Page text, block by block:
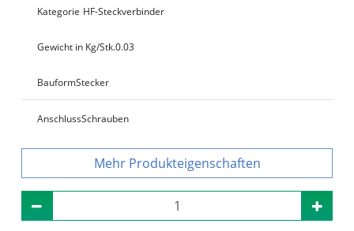
Kategorie HF-Steckverbinder
Gewicht in Kg/Stk.0.03
BauformStecker
AnschlussSchrauben
Produkteigenschaften